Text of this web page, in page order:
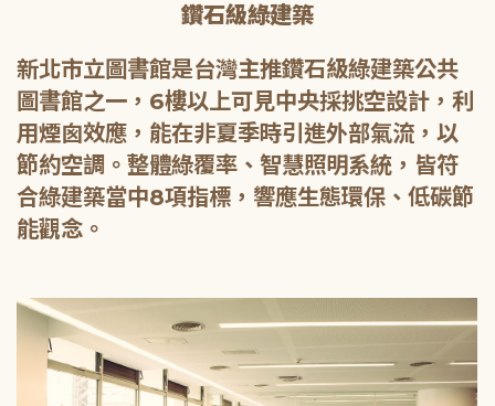
鑽石級綠建築
新北市立圖書館是台灣主推鑽石級綠建築公共
圖書館之一，6樓以上可見中央採挑空設計，利
用煙囪效應，能在非夏季時引進外部氣流，以
節約空調。整體綠覆率、智慧照明系統，皆符
合綠建築當中8項指標，響應生態環保、低碳節
能觀念。